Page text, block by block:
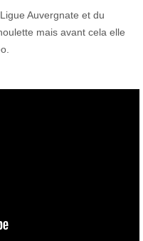
Auvergnate et du
mais avant cela elle